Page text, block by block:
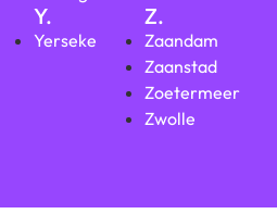
Y.
Yerseke
Z.
Zaandam
Zaanstad
Zoetermeer
Zwolle